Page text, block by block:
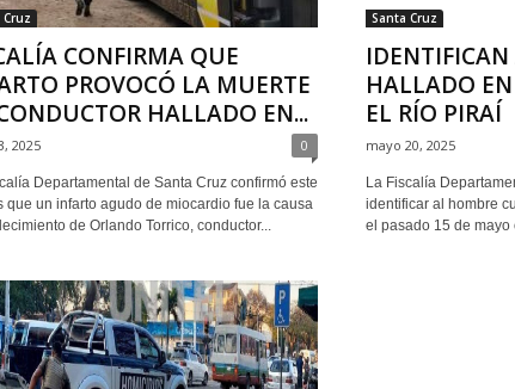
CONFIRMA QUE
PROVOCÓ LA MUERTE
HALLADO EN...
2025 0
Departamental de Santa Cruz confirmó este
que un infarto agudo de miocardio fue la causa
de Orlando Torrico, conductor...
Santa Cruz
HALLADO
EL RÍO PIRAÍ
mayo 20, 2025
La Fiscalía
identificar al hombre
el pasado 15 de mayo